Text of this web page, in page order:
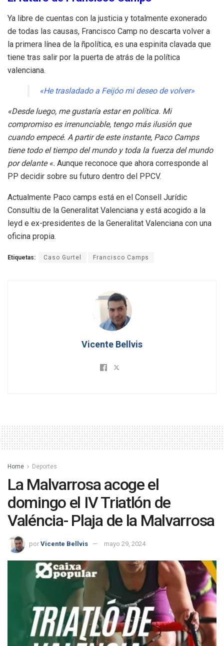
Ya libre de cuentas con la justicia y totalmente exonerado
de todas las causas, Francisco Camp no descarta volver a
la primera línea de la ñpolítica, es una espinita clavada que
tiene tras salir por la puerta de atrás de la política
valenciana.
«He trasladado a Feijóo mi deseo de volver»
«Desde luego, me gustaría estar en política. Mi
compromiso es irrenunciable, tengo más ilusión que
cuando empecé. A partir de este instante, Paco Camps
tiene todo el tiempo del mundo y toda la fuerza del mundo
por delante «. Aunque reconoce que ahora corresponde al
PP decidir sobre su futuro dentro del PPCV.
Actualmente Paco camps está en el Consell Jurídic
Consultiu de la Generalitat Valenciana y está acogido a la
leyd e ex-presidentes de la Generalitat Valenciana con una
oficina propia.
Etiquetas: Caso Gurtel Francisco Camps
Vicente Bellvis
Home Deportes
La Malvarrosa acoge el
domingo el IV Triatlón de
Valéncia- Plaja de la Malvarrosa
por Vicente Bellvis mayo 29, 2024